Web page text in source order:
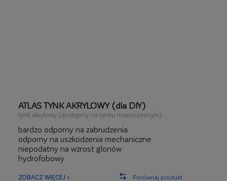
ATLAS TYNK AKRYLOWY (dla DIY)
tynk akrylowy (dostępny na rynku nowoczesnym)
bardzo odporny na zabrudzenia
odporny na uszkodzenia mechaniczne
niepodatny na wzrost glonów
hydrofobowy
ZOBACZ WIĘCEJ > Porównaj produkt